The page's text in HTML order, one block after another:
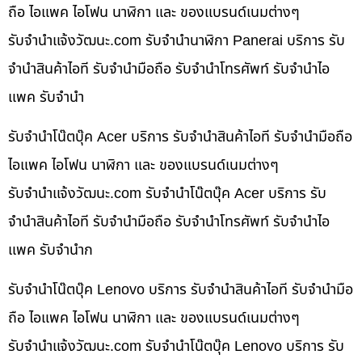
ถือ ไอแพค ไอโฟน นาฬิกา และ ของแบรนด์เนมต่างๆ
รับจํานําแจ้งวัฒนะ.com รับจำนำนาฬิกา Panerai บริการ รับ
จำนำสินค้าไอที รับจำนำมือถือ รับจำนำโทรศัพท์ รับจำนำไอ
แพค รับจำนำ
รับจำนำโน๊ตบุ๊ค Acer บริการ รับจำนำสินค้าไอที รับจำนำมือถือ
ไอแพค ไอโฟน นาฬิกา และ ของแบรนด์เนมต่างๆ
รับจํานําแจ้งวัฒนะ.com รับจำนำโน๊ตบุ๊ค Acer บริการ รับ
จำนำสินค้าไอที รับจำนำมือถือ รับจำนำโทรศัพท์ รับจำนำไอ
แพค รับจำนำก
รับจำนำโน๊ตบุ๊ค Lenovo บริการ รับจำนำสินค้าไอที รับจำนำมือ
ถือ ไอแพค ไอโฟน นาฬิกา และ ของแบรนด์เนมต่างๆ
รับจํานําแจ้งวัฒนะ.com รับจำนำโน๊ตบุ๊ค Lenovo บริการ รับ